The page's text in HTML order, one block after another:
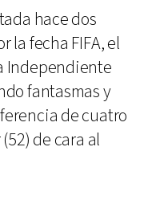
hace dos
la fecha FIFA, el
Independiente
fantasmas y
de cuatro
de cara al